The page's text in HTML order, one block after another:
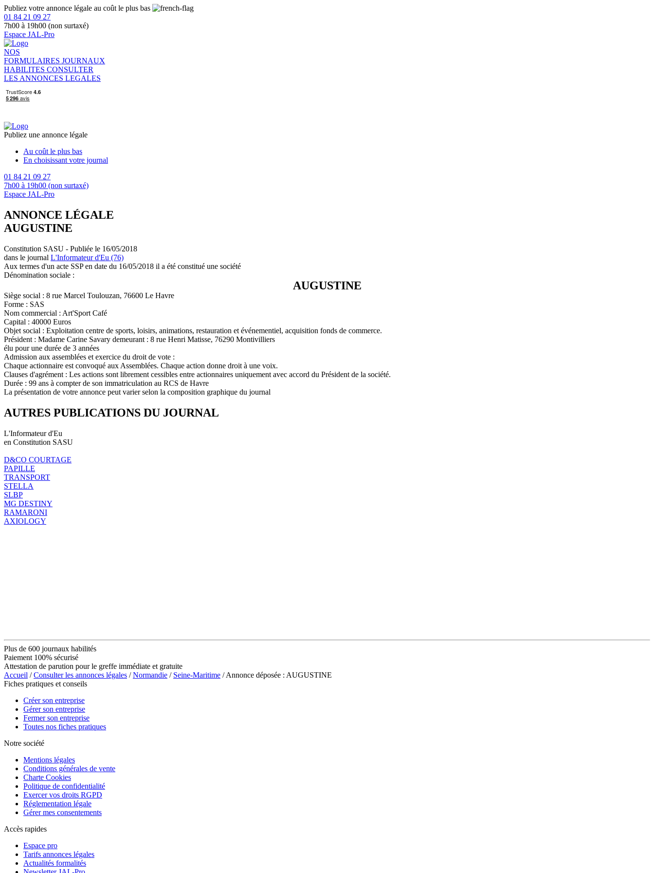
Publiez votre annonce légale au coût le plus bas
01 84 21 09 27
7h00 à 19h00 (non surtaxé)
Espace JAL-Pro
NOS
FORMULAIRES JOURNAUX
HABILITES CONSULTER
LES ANNONCES LEGALES
Publiez une annonce légale
Au coût le plus bas
En choisissant votre journal
01 84 21 09 27
7h00 à 19h00 (non surtaxé)
Espace JAL-Pro
ANNONCE LÉGALE
AUGUSTINE
Constitution SASU - Publiée le 16/05/2018
dans le journal L'Informateur d'Eu (76)
Aux termes d'un acte SSP en date du 16/05/2018 il a été constitué une société
Dénomination sociale :
AUGUSTINE
Siège social : 8 rue Marcel Toulouzan, 76600 Le Havre
Forme : SAS
Nom commercial : Art'Sport Café
Capital : 40000 Euros
Objet social : Exploitation centre de sports, loisirs, animations, restauration et événementiel, acquisition fonds de commerce.
Président : Madame Carine Savary demeurant : 8 rue Henri Matisse, 76290 Montivilliers
élu pour une durée de 3 années
Admission aux assemblées et exercice du droit de vote :
Chaque actionnaire est convoqué aux Assemblées. Chaque action donne droit à une voix.
Clauses d'agrément : Les actions sont librement cessibles entre actionnaires uniquement avec accord du Président de la société.
Durée : 99 ans à compter de son immatriculation au RCS de Havre
La présentation de votre annonce peut varier selon la composition graphique du journal
AUTRES PUBLICATIONS DU JOURNAL
L'Informateur d'Eu
en Constitution SASU
D&CO COURTAGE
PAPILLE
TRANSPORT
STELLA
SLBP
MG DESTINY
RAMARONI
AXIOLOGY
Plus de 600 journaux habilités
Paiement 100% sécurisé
Attestation de parution pour le greffe immédiate et gratuite
Accueil /Consulter les annonces légales /Normandie / Seine-Maritime / Annonce déposée : AUGUSTINE
Fiches pratiques et conseils
Créer son entreprise
Gérer son entreprise
Fermer son entreprise
Toutes nos fiches pratiques
Notre société
Mentions légales
Conditions générales de vente
Charte Cookies
Politique de confidentialité
Exercer vos droits RGPD
Réglementation légale
Gérer mes consentements
Accès rapides
Espace pro
Tarifs annonces légales
Actualités formalités